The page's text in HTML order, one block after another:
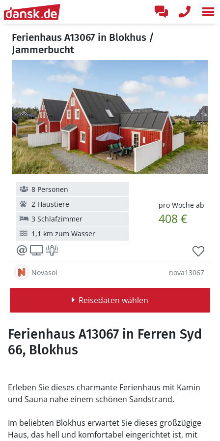
Ferienhaus A13067 in Blokhus /
Jammerbucht
pro Woche ab
408 €
8 Personen
2 Haustiere
3 Schlafzimmer
1,1 km zum Wasser
Novasol nova13067
Reisedaten wählen
Ferienhaus A13067 in Ferren Syd
66, Blokhus
Erleben Sie dieses charmante Ferienhaus mit Kamin
und Sauna nahe einem schönen Sandstrand.
Im beliebten Blokhus erwartet Sie dieses großzügige
Haus, das hell und komfortabel eingerichtet ist, mit